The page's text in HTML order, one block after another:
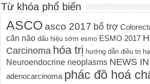
Từ khóa phổ biến
ASCO asco 2017 bổ trợ
căn não dấu hiệu sớm esmo ESMO 2017
Carcinoma hóa trị hướng dẫn điều trị
Neuroendocrine neoplasms NEWS
adenocarcinoma phác đồ hoá